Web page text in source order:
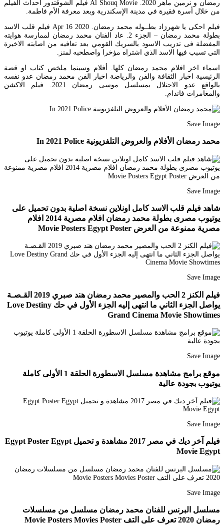
رمضان و نرمين ماهر 2020. Al Shouq Movie فيلم الشوقتدور أحداث الفيلم
من خلال أسرة فقيرة في مدينة الإسكندرية وبعد معرفة الأم فاطمة.
فيلم احكى يا شهرزاد بطــوله محمد رمضان. Apr 16 2020 فيلم قلب الاسد
بطولة محمد رمضان – الجزء 2. عاد الفنان محمد رمضان لممارسة هوايته
المفضلة فى تدريب الاسود بالسريك القومي بعد تعافيه من اصابته الاخيرة
التي تسبب فيها الاسد الذي اشتراه مؤخرا واصطحبه لمنز.
اسماء اخر افلام محمد رمضان كلها. أفلام وسينما ملخص كتاب او قصة
الرئيسية اخبار الثقافة والفن والرياضة اخبار الفن محمد رمضان عدو نفسه
بالواقع عدو الاحتلال بمسلسل موسى رمضان 2021. فيلم الاكشن
والمغامرات فاندام.
Save Image
محمد رمضان الأفلام والعروض التلفزيونية In 2021 Police
Save Image
شاهد فيلم قلب الاسد كامل اونلاين نسخة اصلية بدون تحميل على
يوتيوب مصرى بطولة محمد رمضان افلام مصرية 2014 افلام
مصرية ممنوعة من العرض Movie Posters Egypt Poster
Save Image
فيلم الكنز 2 الحب والمصير محمد رمضان هند صبري 2019 القـصـة
يواصل الجزء الثاني ما انتهى إليه الجزء اﻷول في حك Love Destiny
Grand Cinema Movie Showtimes
Save Image
موقع برامج مشاهدة مسلسل الاسطورة الحلقة 1 الأولى كاملة
يوتيوب بجودة عالية
Save Image
فيلم آخر ديك في مصر 2017 مشاهدة و تحميل Egypt Poster Egypt
Movie Egypt
Save Image
مسلسل البرنس للفنان محمد رمضان مسلسل من مسلسلات
رمضان 2020 تعرف على التف Movie Posters Movies Poster